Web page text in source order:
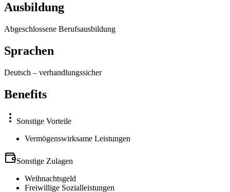
Ausbildung
Abgeschlossene Berufsausbildung
Sprachen
Deutsch – verhandlungssicher
Benefits
Sonstige Vorteile
Vermögenswirksame Leistungen
Sonstige Zulagen
Weihnachtsgeld
Freiwillige Sozialleistungen